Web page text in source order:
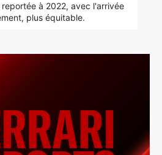
à 2022, avec l'arrivée
plus équitable.